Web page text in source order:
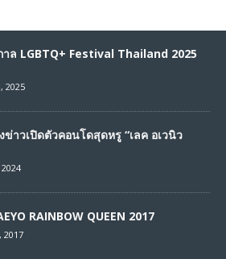
าล LGBTQ+ Festival Thailand 2025
2025
ข่าวเปิดตัวคอนโดสุดหรู “เลค อเวนิว
RAINBOW QUEEN 2017
2017